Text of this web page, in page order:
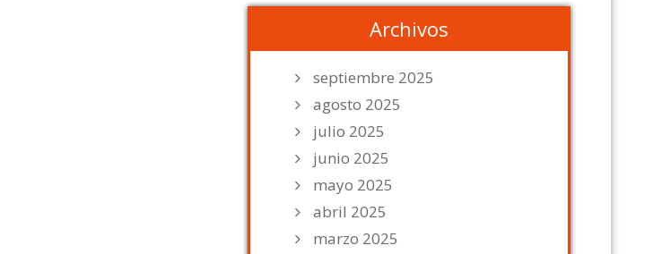
Archivos
septiembre 2025
agosto 2025
julio 2025
junio 2025
mayo 2025
abril 2025
marzo 2025